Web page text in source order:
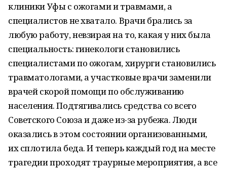
клиники Уфы с ожогами и травмами, а
специалистов не хватало. Врачи брались за
любую работу, невзирая на то, какая у них была
специальность: гинекологи становились
специалистами по ожогам, хирурги становились
травматологами, а участковые врачи заменили
врачей скорой помощи по обслуживанию
населения. Подтягивались средства со всего
Советского Союза и даже из-за рубежа. Люди
оказались в этом состоянии организованными,
их сплотила беда. И теперь каждый год на месте
трагедии проходят траурные мероприятия, а все